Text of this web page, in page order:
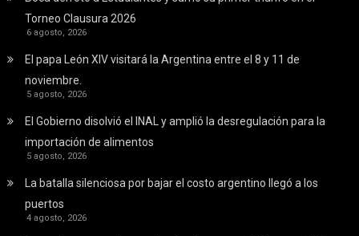
Torneo Clausura 2026
6 agosto, 2026
El papa León XIV visitará la Argentina entre el 8 y 11 de
noviembre.
5 agosto, 2026
El Gobierno disolvió el INAL y amplió la desregulación para la
importación de alimentos
5 agosto, 2026
La batalla silenciosa por bajar el costo argentino llegó a los
puertos
4 agosto, 2026